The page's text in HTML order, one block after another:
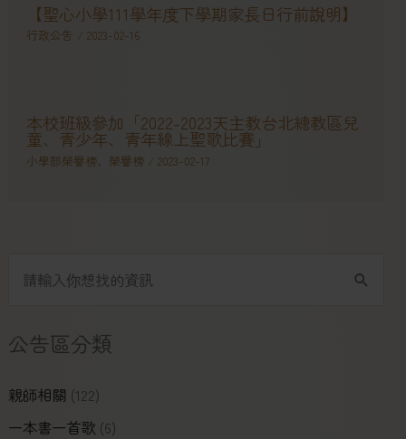
公告區分類
親師相關 (122)
一本書一首歌(6)
【聖心小學111學年度下學期家長日行前說明】
行政公告 / 2023-02-16
本校班級參加「2022-2023天主教台北總教區兒
童、青少年、青年線上聖歌比賽」
小學部榮譽榜、 榮譽榜/ 2023-02-17